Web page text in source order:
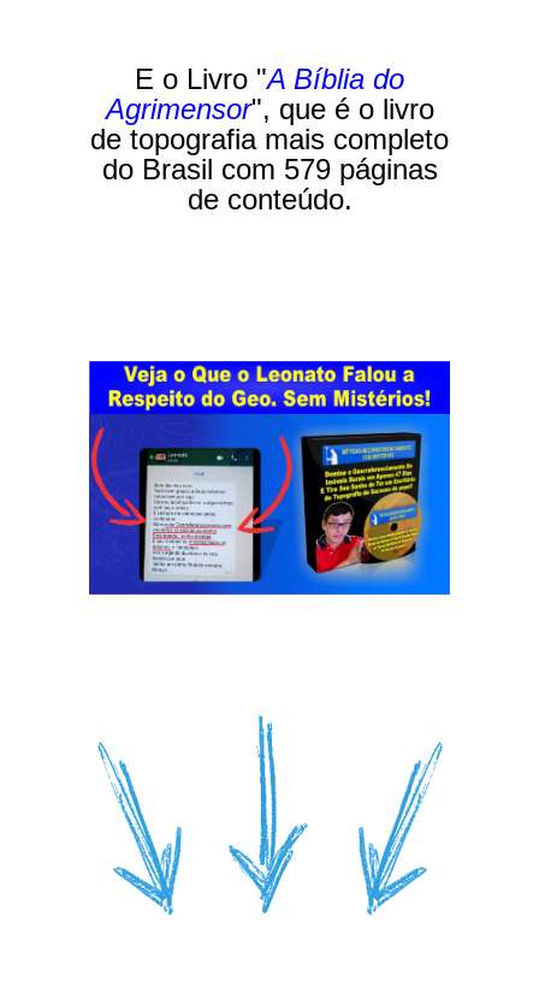
E o Livro "A Bíblia do
Agrimensor", que é o livro
de topografia mais completo
do Brasil com 579 páginas
de conteúdo.